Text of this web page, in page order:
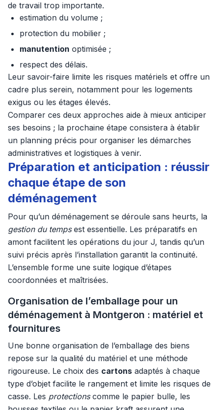
de travail trop importante.
estimation du volume ;
protection du mobilier ;
manutention optimisée ;
respect des délais.
Leur savoir-faire limite les risques matériels et offre un
cadre plus serein, notamment pour les logements
exigus ou les étages élevés.
Comparer ces deux approches aide à mieux anticiper
ses besoins ; la prochaine étape consistera à établir
un planning précis pour organiser les démarches
administratives et logistiques à venir.
Préparation et anticipation : réussir
chaque étape de son
déménagement
Pour qu’un déménagement se déroule sans heurts, la
gestion du tempsest essentielle. Les préparatifs en
amont facilitent les opérations du jour J, tandis qu’un
suivi précis après l’installation garantit la continuité.
L’ensemble forme une suite logique d’étapes
coordonnées et maîtrisées.
Organisation de l’emballage pour un
déménagement à Montgeron : matériel et
fournitures
Une bonne organisation de l’emballage des biens
repose sur la qualité du matériel et une méthode
rigoureuse. Le choix des cartons adaptés à chaque
type d’objet facilite le rangement et limite les risques de
casse. Les protectionscomme le papier bulle, les